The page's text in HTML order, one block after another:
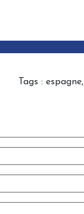
Tags : espagne,